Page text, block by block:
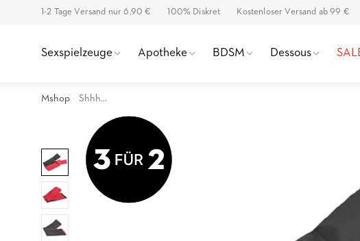
1-2 Tage Versand nur 6,90 € 100% Diskret Kostenloser Versand ab 99 €
Sexspielzeuge Apotheke BDSM Dessous
Mshop Shhh...